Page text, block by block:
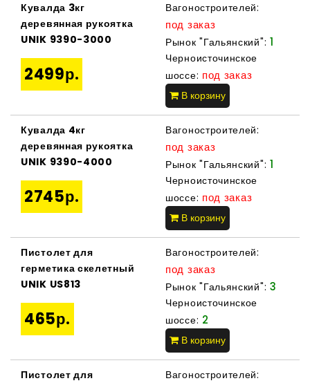
Кувалда 3кг
деревянная рукоятка
UNIK 9390-3000
2499р.
Вагоностроителей:
под заказ
Рынок "Гальянский": 1
Черноисточинское
шоссе: под заказ
В корзину
Кувалда 4кг
деревянная рукоятка
UNIK 9390-4000
2745р.
Вагоностроителей:
под заказ
Рынок "Гальянский": 1
Черноисточинское
шоссе: под заказ
В корзину
Пистолет для
герметика скелетный
UNIK US813
465р.
Вагоностроителей:
под заказ
Рынок "Гальянский": 3
Черноисточинское
шоссе: 2
В корзину
Пистолет для
Вагоностроителей: